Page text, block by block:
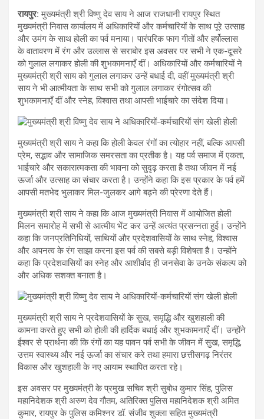
रायपुर: मुख्यमंत्री श्री विष्णु देव साय ने आज राजधानी रायपुर स्थित
मुख्यमंत्री निवास कार्यालय में अधिकारियों और कर्मचारियों के साथ पूरे उत्साह
और उमंग के साथ होली का पर्व मनाया। पारंपरिक फाग गीतों और हर्षोल्लास
के वातावरण में रंग और उल्लास से सराबोर इस अवसर पर सभी ने एक-दूसरे
को गुलाल लगाकर होली की शुभकामनाएँ दीं। अधिकारियों और कर्मचारियों ने
मुख्यमंत्री श्री साय को गुलाल लगाकर उन्हें बधाई दी, वहीं मुख्यमंत्री श्री
साय ने भी आत्मीयता के साथ सभी को गुलाल लगाकर रंगोत्सव की
शुभकामनाएँ दीं और स्नेह, विश्वास तथा आपसी भाईचारे का संदेश दिया।
मुख्यमंत्री श्री साय ने कहा कि होली केवल रंगों का त्योहार नहीं, बल्कि आपसी
प्रेम, सद्भाव और सामाजिक समरसता का प्रतीक है। यह पर्व समाज में एकता,
भाईचारे और सकारात्मकता की भावना को सुदृढ़ करता है तथा जीवन में नई
ऊर्जा और उत्साह का संचार करता है। उन्होंने कहा कि इस प्रकार के पर्व हमें
आपसी मतभेद भुलाकर मिल-जुलकर आगे बढ़ने की प्रेरणा देते हैं।
मुख्यमंत्री श्री साय ने कहा कि आज मुख्यमंत्री निवास में आयोजित होली
मिलन समारोह में सभी से आत्मीय भेंट कर उन्हें अत्यंत प्रसन्नता हुई। उन्होंने
कहा कि जनप्रतिनिधियों, साथियों और प्रदेशवासियों के साथ स्नेह, विश्वास
और अपनत्व के रंग साझा करना इस पर्व की सबसे बड़ी विशेषता है। उन्होंने
कहा कि प्रदेशवासियों का स्नेह और आशीर्वाद ही जनसेवा के उनके संकल्प को
और अधिक सशक्त बनाता है।
मुख्यमंत्री श्री साय ने प्रदेशवासियों के सुख, समृद्धि और खुशहाली की
कामना करते हुए सभी को होली की हार्दिक बधाई और शुभकामनाएँ दीं। उन्होंने
ईश्वर से प्रार्थना की कि रंगों का यह पावन पर्व सभी के जीवन में सुख, समृद्धि,
उत्तम स्वास्थ्य और नई ऊर्जा का संचार करे तथा हमारा छत्तीसगढ़ निरंतर
विकास और खुशहाली के नए आयाम स्थापित करता रहे।
इस अवसर पर मुख्यमंत्री के प्रमुख सचिव श्री सुबोध कुमार सिंह, पुलिस
महानिदेशक श्री अरुण देव गौतम, अतिरिक्त पुलिस महानिदेशक श्री अमित
कुमार, रायपुर के पुलिस कमिश्नर डॉ. संजीव शुक्ला सहित मुख्यमंत्री